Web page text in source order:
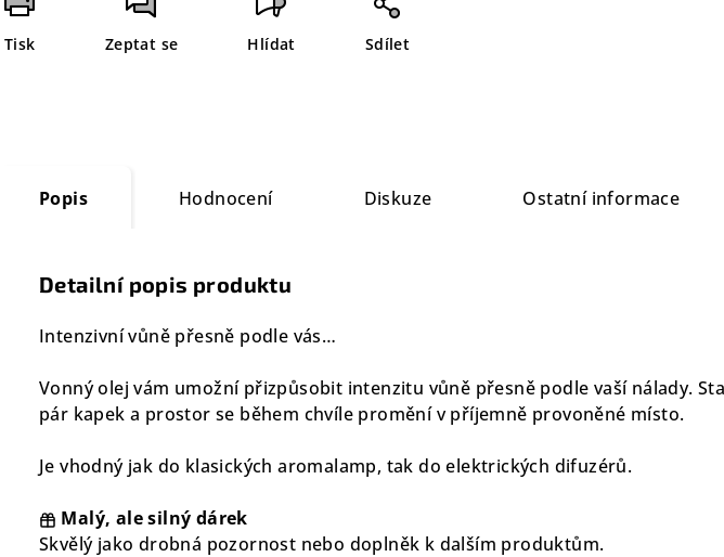
Tisk Zeptat se Hlídat Sdílet
Popis Hodnocení Diskuze Ostatní informace
Detailní popis produktu
Intenzivní vůně přesně podle vás…
Vonný olej vám umožní přizpůsobit intenzitu vůně přesně podle vaší nálady.
pár kapek a prostor se během chvíle promění v příjemně provoněné místo.
Je vhodný jak do klasických aromalamp, tak do elektrických difuzérů.
Malý, ale silný dárek
Skvělý jako drobná pozornost nebo doplněk k dalším produktům.